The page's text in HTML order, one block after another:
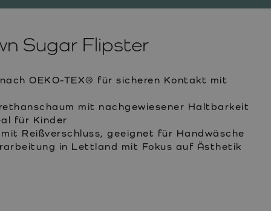
Sugar Flipster
OEKO-TEX® für sicheren Kontakt mit
mit nachgewiesener Haltbarkeit
für Kinder
Reißverschluss, geeignet für Handwäsche
in Lettland mit Fokus auf Ästhetik